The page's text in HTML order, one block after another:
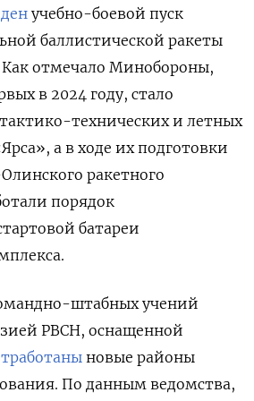
учебно-боевой пуск
баллистической ракеты
Как отмечало Минобороны,
в 2024 году, стало
технических и летных
а в ходе их подготовки
ракетного
порядок
батареи
штабных учений
РВСН, оснащенной
новые районы
По данным ведомства,